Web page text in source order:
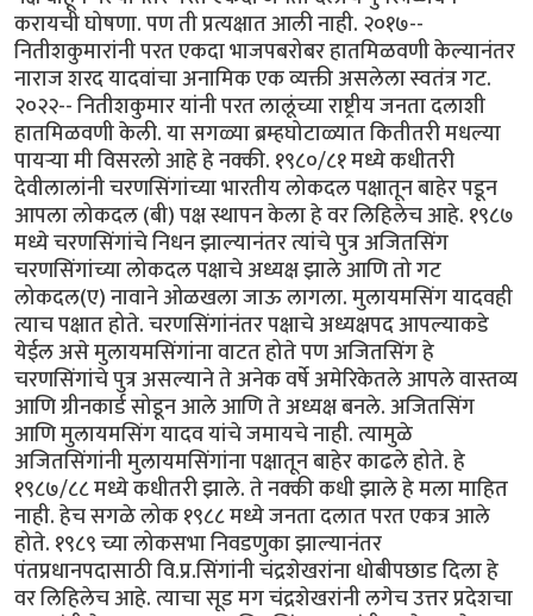
करायची घोषणा. पण ती प्रत्यक्षात आली नाही. २०१७--
नितीशकुमारांनी परत एकदा भाजपबरोबर हातमिळवणी केल्यानंतर
नाराज शरद यादवांचा अनामिक एक व्यक्ती असलेला स्वतंत्र गट.
२०२२-- नितीशकुमार यांनी परत लालूंच्या राष्ट्रीय जनता दलाशी
हातमिळवणी केली. या सगळ्या ब्रम्हघोटाळ्यात कितीतरी मधल्या
पायऱ्या मी विसरलो आहे हे नक्की. १९८०/८१ मध्ये कधीतरी
देवीलालांनी चरणसिंगांच्या भारतीय लोकदल पक्षातून बाहेर पडून
आपला लोकदल (बी) पक्ष स्थापन केला हे वर लिहिलेच आहे. १९८७
मध्ये चरणसिंगांचे निधन झाल्यानंतर त्यांचे पुत्र अजितसिंग
चरणसिंगांच्या लोकदल पक्षाचे अध्यक्ष झाले आणि तो गट
लोकदल(ए) नावाने ओळखला जाऊ लागला. मुलायमसिंग यादवही
त्याच पक्षात होते. चरणसिंगांनंतर पक्षाचे अध्यक्षपद आपल्याकडे
येईल असे मुलायमसिंगांना वाटत होते पण अजितसिंग हे
चरणसिंगांचे पुत्र असल्याने ते अनेक वर्षे अमेरिकेतले आपले वास्तव्य
आणि ग्रीनकार्ड सोडून आले आणि ते अध्यक्ष बनले. अजितसिंग
आणि मुलायमसिंग यादव यांचे जमायचे नाही. त्यामुळे
अजितसिंगांनी मुलायमसिंगांना पक्षातून बाहेर काढले होते. हे
१९८७/८८ मध्ये कधीतरी झाले. ते नक्की कधी झाले हे मला माहित
नाही. हेच सगळे लोक १९८८ मध्ये जनता दलात परत एकत्र आले
होते. १९८९ च्या लोकसभा निवडणुका झाल्यानंतर
पंतप्रधानपदासाठी वि.प्र.सिंगांनी चंद्रशेखरांना धोबीपछाड दिला हे
वर लिहिलेच आहे. त्याचा सूड मग चंद्रशेखरांनी लगेच उत्तर प्रदेशचा